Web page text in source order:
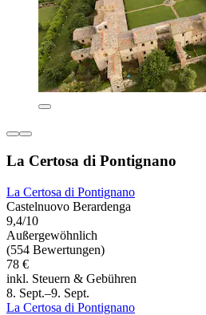
La Certosa di Pontignano
La Certosa di Pontignano
Castelnuovo Berardenga
9,4/10
Außergewöhnlich
(554 Bewertungen)
78 €
inkl. Steuern & Gebühren
8. Sept.–9. Sept.
La Certosa di Pontignano